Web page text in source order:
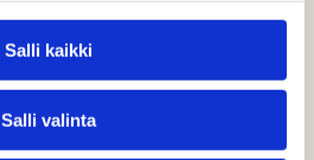
Salli kaikki
Salli valinta